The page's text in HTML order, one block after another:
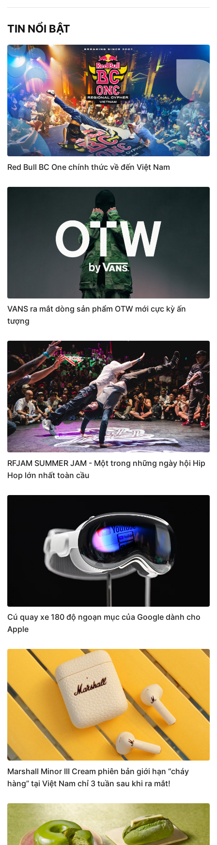
TIN NỔI BẬT
Red Bull BC One chính thức về đến Việt Nam
VANS ra mắt dòng sản phẩm OTW mới cực kỳ ấn
tượng
RFJAM SUMMER JAM - Một trong những ngày hội Hip
Hop lớn nhất toàn cầu
Cú quay xe 180 độ ngoạn mục của Google dành cho
Apple
Marshall Minor III Cream phiên bản giới hạn “cháy
hàng” tại Việt Nam chỉ 3 tuần sau khi ra mắt!